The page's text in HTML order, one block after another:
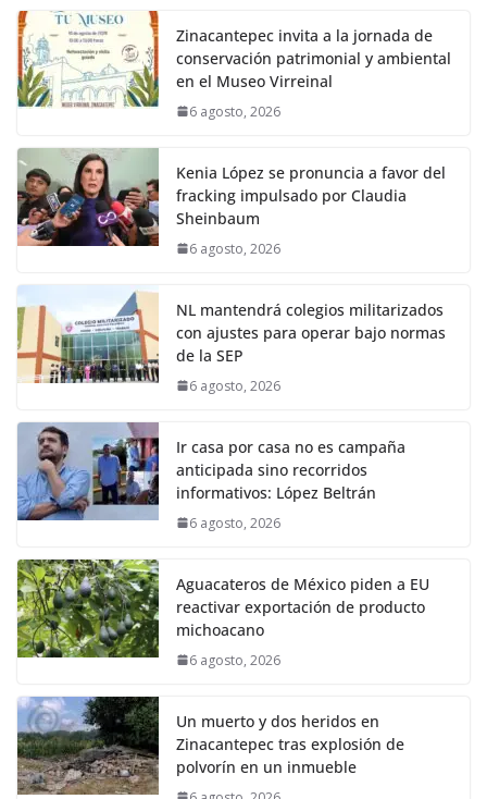
Zinacantepec invita a la jornada de
conservación patrimonial y ambiental
en el Museo Virreinal
6 agosto, 2026
Kenia López se pronuncia a favor del
fracking impulsado por Claudia
Sheinbaum
6 agosto, 2026
NL mantendrá colegios militarizados
con ajustes para operar bajo normas
de la SEP
6 agosto, 2026
Ir casa por casa no es campaña
anticipada sino recorridos
informativos: López Beltrán
6 agosto, 2026
Aguacateros de México piden a EU
reactivar exportación de producto
michoacano
6 agosto, 2026
Un muerto y dos heridos en
Zinacantepec tras explosión de
polvorín en un inmueble